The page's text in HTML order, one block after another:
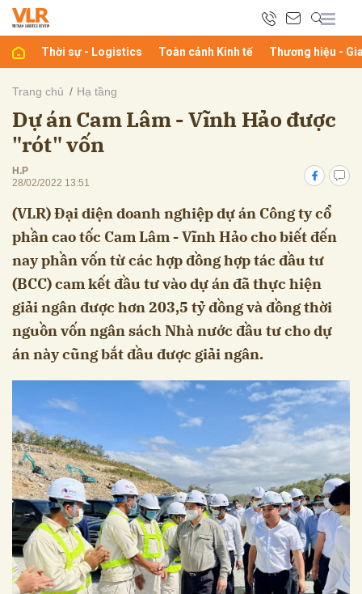
Thời sự - Logistics Toàn cảnh Kinh tế Thương hiệu -
Trang chủ Hạ tầng
Dự án Cam Lâm - Vĩnh Hảo được
"rót" vốn
H.P
28/02/2022 13:51
(VLR) Đại diện doanh nghiệp dự án Công ty cổ
phần cao tốc Cam Lâm - Vĩnh Hảo cho biết đến
nay phần vốn từ các hợp đồng hợp tác đầu tư
(BCC) cam kết đầu tư vào dự án đã thực hiện
giải ngân được hơn 203,5 tỷ đồng và đồng thời
nguồn vốn ngân sách Nhà nước đầu tư cho dự
án này cũng bắt đầu được giải ngân.
luận
Hủy